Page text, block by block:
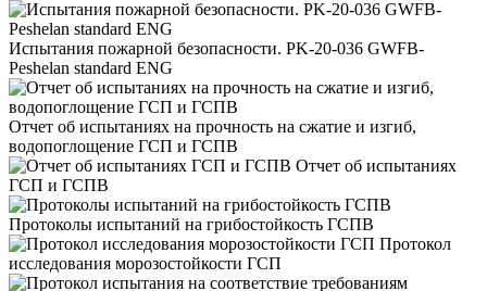
Испытания пожарной безопасности. PK-20-036 GWFB-
Peshelan standard ENG
Отчет об испытаниях на прочность на сжатие и изгиб,
водопоглощение ГСП и ГСПВ
Отчет об испытаниях
ГСП и ГСПВ
Протоколы испытаний на грибостойкость ГСПВ
Протокол
исследования морозостойкости ГСП